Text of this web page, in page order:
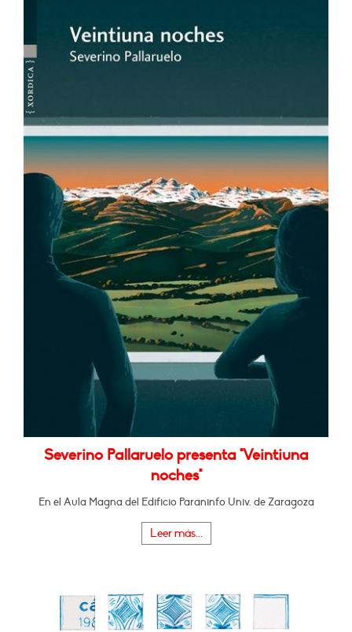
Severino Pallaruelo presenta "Veintiuna
noches"
En el Aula Magna del Edificio Paraninfo Univ. de Zaragoza
Leer más...